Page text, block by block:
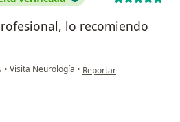
lo recomiendo
• Visita Neurología • en opinión del usuario G
Reportar